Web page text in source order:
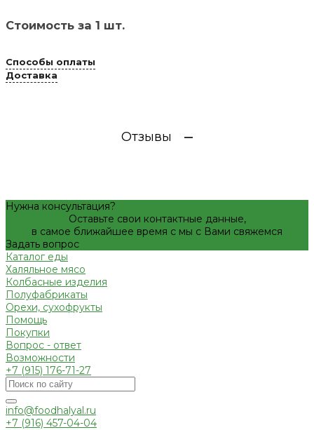
Стоимость за 1 шт.
Способы оплаты
Доставка
Отзывы
Нужна консультация?
Оставьте свои контактные данные,
в самое ближайшее время с мы с Вами свяжемся
Задать вопрос
Каталог еды
Халяльное мясо
Колбасные изделия
Полуфабрикаты
Орехи, сухофрукты
Помощь
Покупки
Вопрос - ответ
Возможности
+7 (915) 176-71-27
info@foodhalyal.ru
+7 (916) 457-04-04